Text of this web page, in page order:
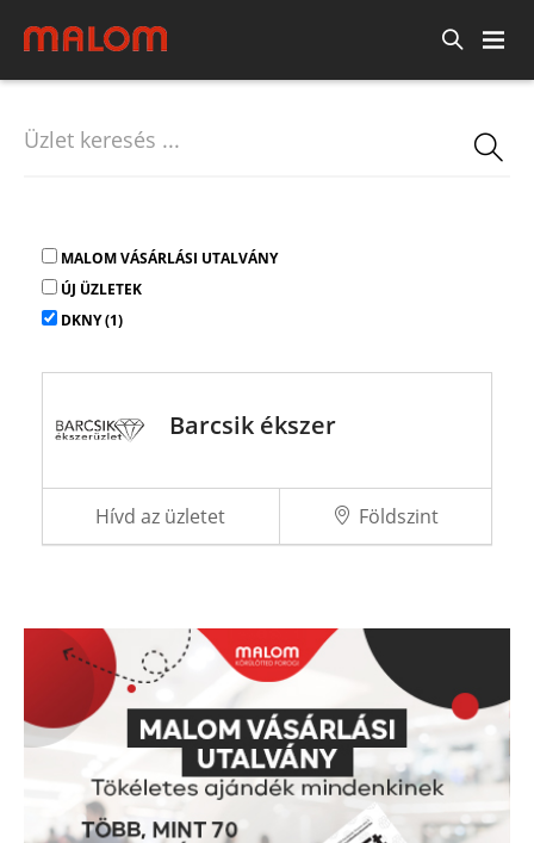
MALOM VÁSÁRLÁSI UTALVÁNY
ÚJ ÜZLETEK
DKNY (1)
Barcsik ékszer
Hívd az üzletet Földszint